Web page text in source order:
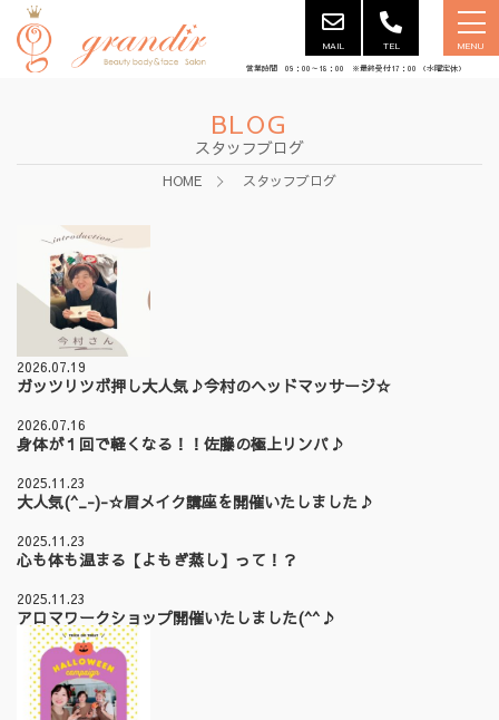
MAIL TEL MENU
営業時間 09：00～18：00 ※最終受付17：00 （水曜定休）
BLOG
スタッフブログ
HOME スタッフブログ
2026.07.19
ガッツリツボ押し大人気♪今村のヘッドマッサージ☆
2026.07.16
身体が１回で軽くなる！！佐藤の極上リンパ♪
2025.11.23
大人気(^_-)-☆眉メイク講座を開催いたしました♪
2025.11.23
心も体も温まる【よもぎ蒸し】って！？
2025.11.23
アロマワークショップ開催いたしました(^^♪